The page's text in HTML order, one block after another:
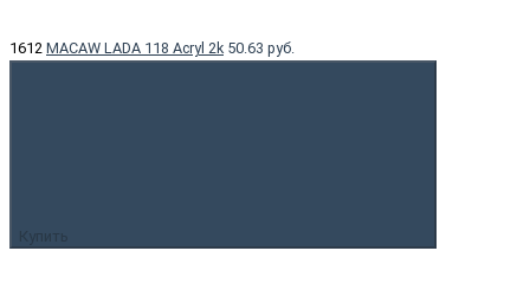
1612 MACAW LADA 118 Acryl 2k 50.63 руб.
Купить